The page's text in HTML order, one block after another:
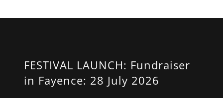
FESTIVAL LAUNCH: Fundraiser
in Fayence: 28 July 2026